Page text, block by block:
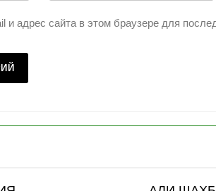
и адрес сайта в этом браузере для